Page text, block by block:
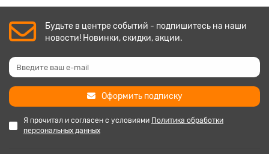
Будьте в центре событий - подпишитесь на наши
новости! Новинки, скидки, акции.
Оформить подписку
Я прочитал и согласен с условиями Политика обработки
персональных данных